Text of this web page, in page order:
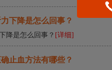
及正确处理方法有哪些？
下降是怎么回事？
降是怎么回事？ [详细]
止血方法有哪些？